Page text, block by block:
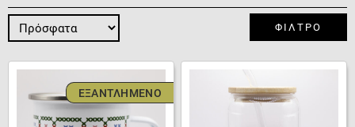
ΦΊΛΤΡΟ
ΕΞΑΝΤΛΗΜΈΝΟ